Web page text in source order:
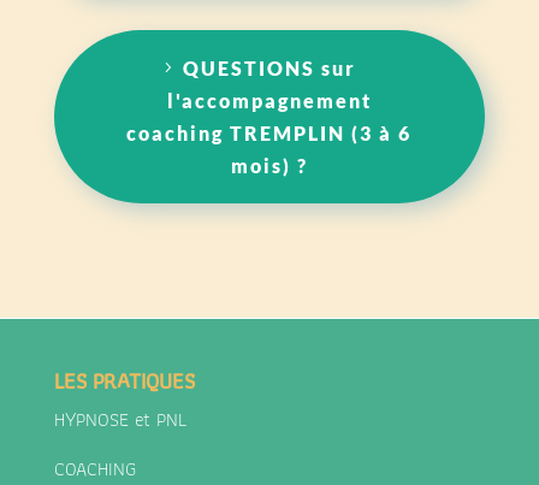
QUESTIONS sur
l'accompagnement
coaching TREMPLIN (3 à 6
mois) ?
LES PRATIQUES
HYPNOSE et PNL
COACHING